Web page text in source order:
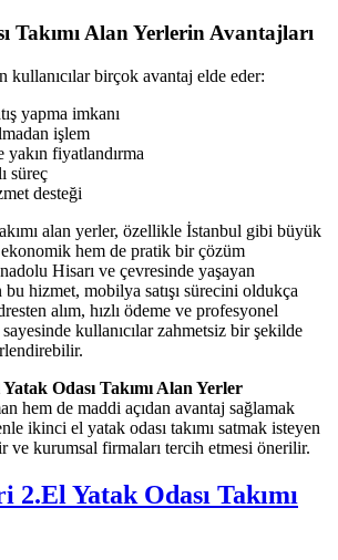
Takımı Alan Yerlerin Avantajları
kullanıcılar birçok avantaj elde eder:
yapma imkanı
işlem
yakın fiyatlandırma
süreç
desteği
alan yerler, özellikle İstanbul gibi büyük
hem de pratik bir çözüm
Hisarı ve çevresinde yaşayan
bu hizmet, mobilya satışı sürecini oldukça
alım, hızlı ödeme ve profesyonel
kullanıcılar zahmetsiz bir şekilde
Odası Takımı Alan Yerler
hem de maddi açıdan avantaj sağlamak
ikinci el yatak odası takımı satmak isteyen
ve kurumsal firmaları tercih etmesi önerilir.
2.El Yatak Odası Takımı